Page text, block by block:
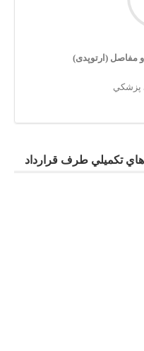
(ارتوپدی)
پزشكي
هاي تكميلي طرف قرارداد